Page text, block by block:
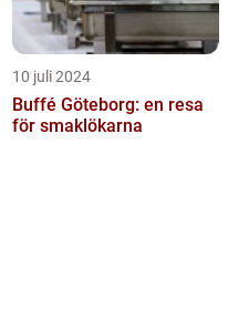
10 juli 2024
Buffé Göteborg: en resa
för smaklökarna